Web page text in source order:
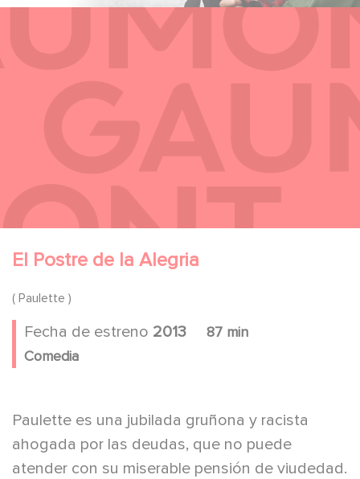
El Postre de la Alegria
( Paulette )
Fecha de estreno 2013
87 min
Comedia
Paulette es una jubilada gruñona y racista
ahogada por las deudas, que no puede
atender con su miserable pensión de viudedad.